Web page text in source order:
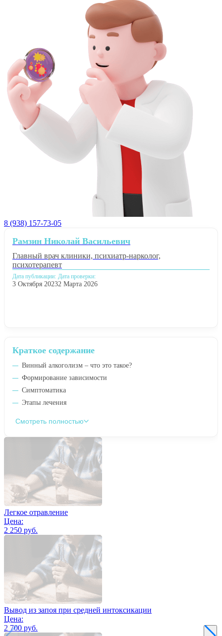
8 (938) 157-73-05
Краткое содержание
Винный алкоголизм – что это такое?
Формирование зависимости
Симптоматика
Этапы лечения
Смотреть полностью
Рамзин Николай Васильевич
Главный врач клиники, психиатр-нарколог,
психотерапевт
Дата публикации:
3 Октября 2023
Дата проверки:
2 Марта 2026
Легкое отравление
Цена:
2 250 руб.
Вывод из запоя при средней интоксикации
Цена:
2 700 руб.